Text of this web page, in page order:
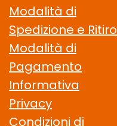
Modalità di
Spedizione e Ritiro
Modalità di
Pagamento
Informativa
Privacy
Condizioni di